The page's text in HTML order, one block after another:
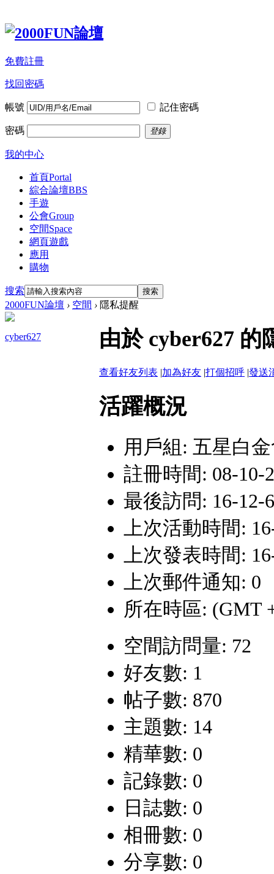
免費註冊
找回密碼
帳號 記住密碼
密碼 登錄
我的中心
首頁Portal
綜合論壇BBS
手遊
公會Group
空間Space
網頁遊戲
應用
購物
搜索 搜索
2000FUN論壇 › 空間 › 隱私提醒
cyber627 由於 cyber627
查看好友列表 |加為好友 |打個招呼 |發送
活躍概況
用戶組: 五星白
註冊時間: 08-10-
最後訪問: 16-12-
上次活動時間:
上次發表時間:
上次郵件通知: 0
所在時區: (GMT
空間訪問量: 72
好友數: 1
帖子數: 870
主題數: 14
精華數: 0
記錄數: 0
日誌數: 0
相冊數: 0
分享數: 0